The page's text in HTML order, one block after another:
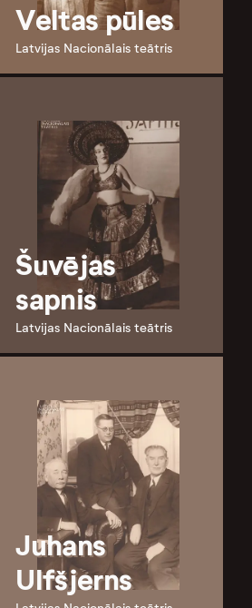
Veltas pūles
Latvijas Nacionālais teātris
Šuvējas
sapnis
Latvijas Nacionālais teātris
Juhans
Ulfšjerns